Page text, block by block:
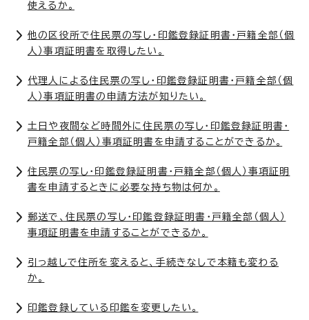
使えるか。
他の区役所で住民票の写し・印鑑登録証明書・戸籍全部（個
人）事項証明書を取得したい。
代理人による住民票の写し・印鑑登録証明書・戸籍全部（個
人）事項証明書の申請方法が知りたい。
土日や夜間など時間外に住民票の写し・印鑑登録証明書・
戸籍全部（個人）事項証明書を申請することができるか。
住民票の写し・印鑑登録証明書・戸籍全部（個人）事項証明
書を申請するときに必要な持ち物は何か。
郵送で、住民票の写し・印鑑登録証明書・戸籍全部（個人）
事項証明書を申請することができるか。
引っ越しで住所を変えると、手続きなしで本籍も変わる
か。
印鑑登録している印鑑を変更したい。